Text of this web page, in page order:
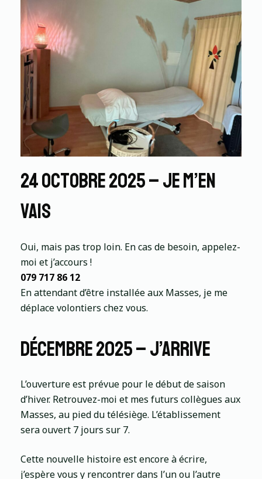
24 octobre 2025 – je m’en
vais
Oui, mais pas trop loin. En cas de besoin, appelez-
moi et j’accours !
079 717 86 12
En attendant d’être installée aux Masses, je me
déplace volontiers chez vous.
décembre 2025 – j’arrive
L’ouverture est prévue pour le début de saison
d’hiver. Retrouvez-moi et mes futurs collègues aux
Masses, au pied du télésiège. L’établissement
sera ouvert 7 jours sur 7.
Cette nouvelle histoire est encore à écrire,
j’espère vous y rencontrer dans l’un ou l’autre